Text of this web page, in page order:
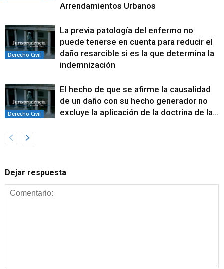
Arrendamientos Urbanos
Derecho Civil
La previa patología del enfermo no
puede tenerse en cuenta para reducir el
daño resarcible si es la que determina la
indemnización
Derecho Civil
El hecho de que se afirme la causalidad
de un daño con su hecho generador no
excluye la aplicación de la doctrina de la...
Dejar respuesta